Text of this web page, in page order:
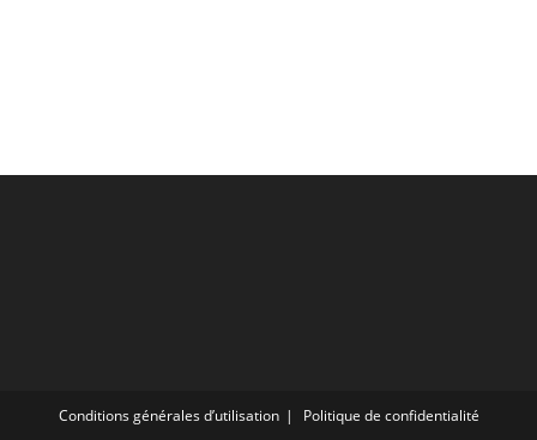
Conditions générales d’utilisation Politique de confidentialité